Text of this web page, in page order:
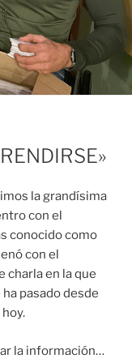
la grandísima
con el
conocido como
con el
charla en la que
pasado desde
la información…